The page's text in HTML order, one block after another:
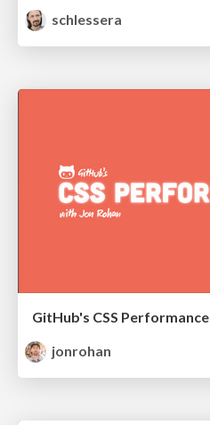
schlessera
GitHub's CSS Performance
jonrohan